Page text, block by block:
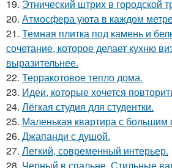
19. Этнический штрих в городской
20. Атмосфера уюта в каждом
21. Темная плитка под камень и
сочетание, которое делает кухню
выразительнее.
22. Терракотовое тепло дома.
23. Идеи, которые хочется
24. Лёгкая студия для студентки.
25. Маленькая квартира с
26. Джапанди с душой.
27. Легкий, современный интерьер.